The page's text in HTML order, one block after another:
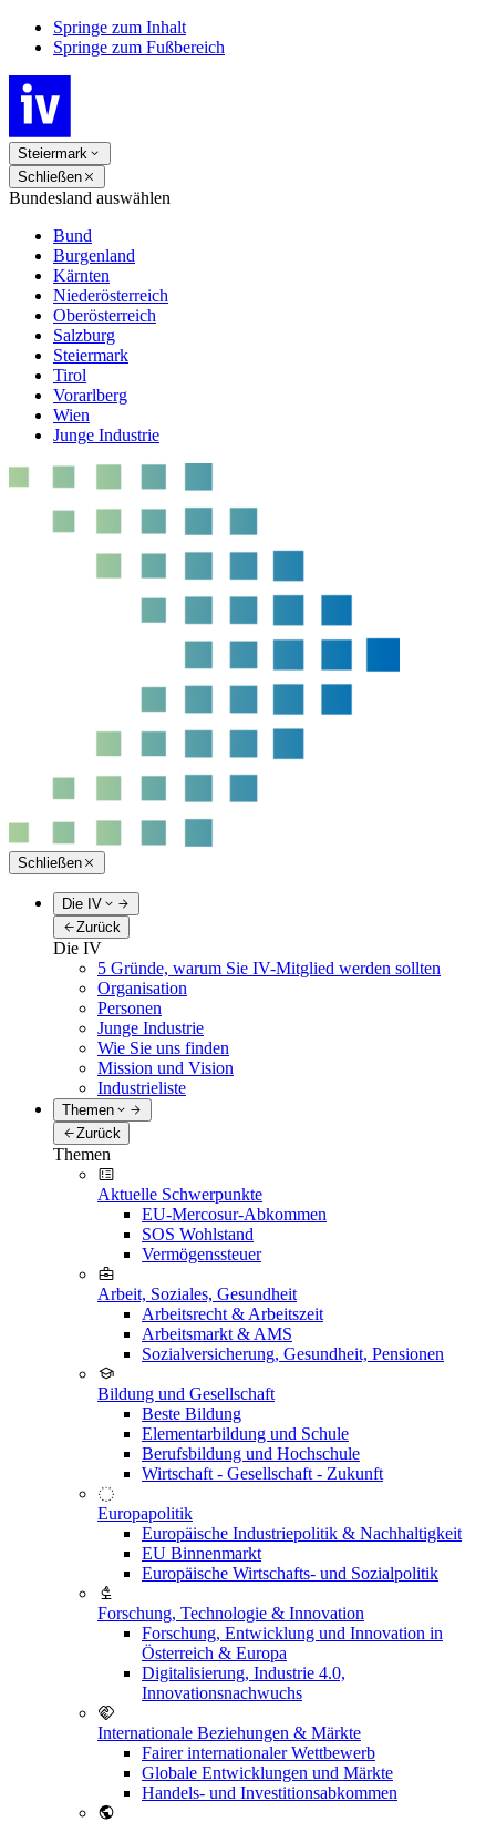
Springe zum Inhalt
Springe zum Fußbereich
Steiermark
Schließen
Bundesland auswählen
Bund
Burgenland
Kärnten
Niederösterreich
Oberösterreich
Salzburg
Steiermark
Tirol
Vorarlberg
Wien
Junge Industrie
Schließen
Die IV
Zurück
Die IV
5 Gründe, warum Sie IV-Mitglied werden sollten
Organisation
Personen
Junge Industrie
Wie Sie uns finden
Mission und Vision
Industrieliste
Themen
Zurück
Themen
Aktuelle Schwerpunkte
EU-Mercosur-Abkommen
SOS Wohlstand
Vermögenssteuer
Arbeit, Soziales, Gesundheit
Arbeitsrecht & Arbeitszeit
Arbeitsmarkt & AMS
Sozialversicherung, Gesundheit, Pensionen
Bildung und Gesellschaft
Beste Bildung
Elementarbildung und Schule
Berufsbildung und Hochschule
Wirtschaft - Gesellschaft - Zukunft
Europapolitik
Europäische Industriepolitik & Nachhaltigkeit
EU Binnenmarkt
Europäische Wirtschafts- und Sozialpolitik
Forschung, Technologie & Innovation
Forschung, Entwicklung und Innovation in
Österreich & Europa
Digitalisierung, Industrie 4.0,
Innovationsnachwuchs
Internationale Beziehungen & Märkte
Fairer internationaler Wettbewerb
Globale Entwicklungen und Märkte
Handels- und Investitionsabkommen